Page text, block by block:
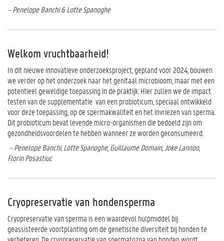
– Penelope Banchi & Lotte Spanoghe
Welkom vruchtbaarheid!
In dit nieuwe innovatieve onderzoeksproject, gepland voor 2024, bouwen
we verder op het onderzoek naar het genitaal microbioom, maar met een
potentieel geweldige toepassing in de praktijk. Hier zullen we de impact
testen van de supplementatie van een probioticum, speciaal ontwikkeld
voor deze toepassing, op de spermakwaliteit en het invriezen van sperma.
Dit probioticum bevat levende micro-organismen die bedoeld zijn om
gezondheidsvoordelen te hebben wanneer ze worden geconsumeerd.
– Penelope Banchi, Lotte Spanoghe, Guillaume Domain, Joke Lannoo,
Florin Posastiuc
Cryopreservatie van hondensperma
Cryopreservatie van sperma is een waardevol hulpmiddel bij
geassisteerde voortplanting om de genetische diversiteit bij honden te